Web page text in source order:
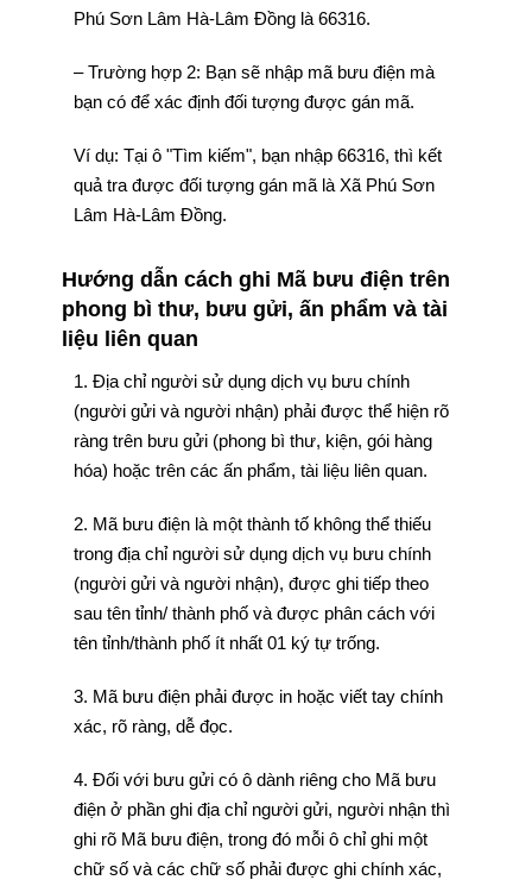
Phú Sơn Lâm Hà-Lâm Đồng là 66316.
– Trường hợp 2: Bạn sẽ nhập mã bưu điện mà
bạn có để xác định đối tượng được gán mã.
Ví dụ: Tại ô "Tìm kiếm", bạn nhập 66316, thì kết
quả tra được đối tượng gán mã là Xã Phú Sơn
Lâm Hà-Lâm Đồng.
Hướng dẫn cách ghi Mã bưu điện trên
phong bì thư, bưu gửi, ấn phẩm và tài
liệu liên quan
1. Địa chỉ người sử dụng dịch vụ bưu chính
(người gửi và người nhận) phải được thể hiện rõ
ràng trên bưu gửi (phong bì thư, kiện, gói hàng
hóa) hoặc trên các ấn phẩm, tài liệu liên quan.
2. Mã bưu điện là một thành tố không thể thiếu
trong địa chỉ người sử dụng dịch vụ bưu chính
(người gửi và người nhận), được ghi tiếp theo
sau tên tỉnh/ thành phố và được phân cách với
tên tỉnh/thành phố ít nhất 01 ký tự trống.
3. Mã bưu điện phải được in hoặc viết tay chính
xác, rõ ràng, dễ đọc.
4. Đối với bưu gửi có ô dành riêng cho Mã bưu
điện ở phần ghi địa chỉ người gửi, người nhận thì
ghi rõ Mã bưu điện, trong đó mỗi ô chỉ ghi một
chữ số và các chữ số phải được ghi chính xác,